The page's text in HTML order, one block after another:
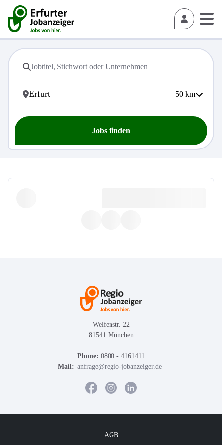
50 km
Jobs finden
Welfenstr. 22
81541 München
Phone: 0800 - 4161411
Mail: anfrage@regio-jobanzeiger.de
AGB